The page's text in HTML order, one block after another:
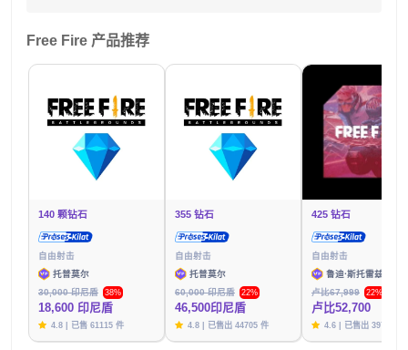
Free Fire 产品推荐
140 颗钻石
自由射击
托普莫尔
30,000 印尼盾
38%
18,600 印尼盾
4.8 | 已售 61115 件
355 钻石
自由射击
托普莫尔
60,000 印尼盾
22%
46,500印尼盾
4.8 | 已售出 44705 件
425 钻石
自由射击
鲁迪·斯托雷兹
卢比67,999
22%
卢比52,700
4.6 | 已售出 39791 件